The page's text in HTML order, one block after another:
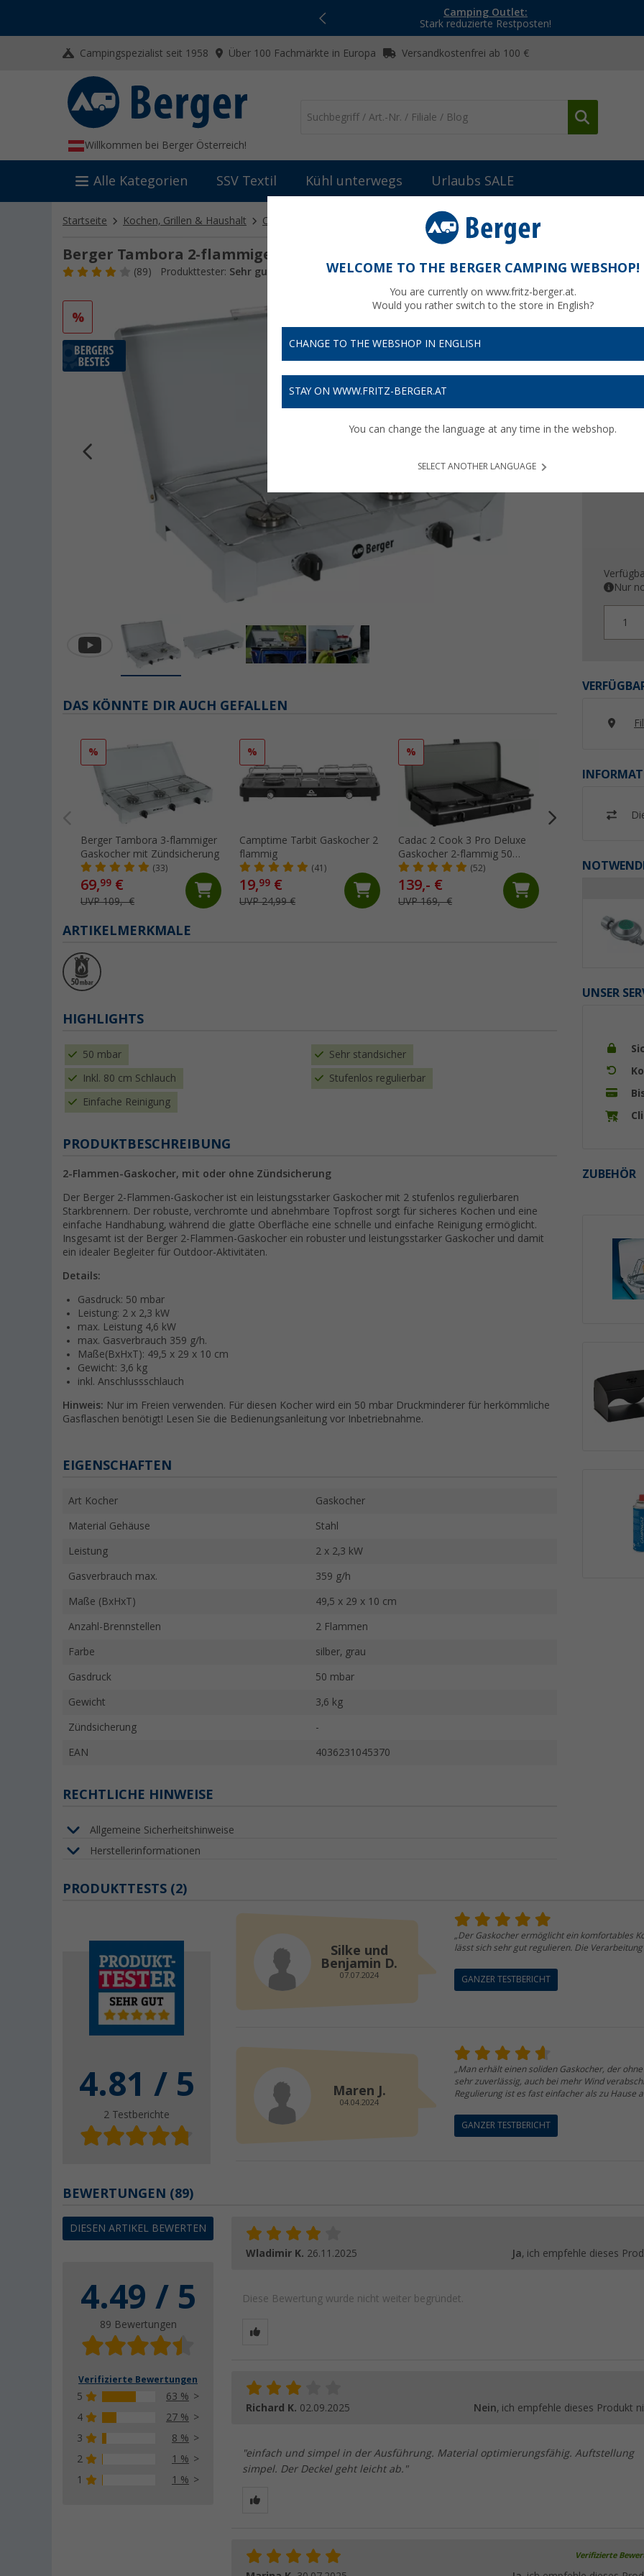
Camping Outlet:
Stark reduzierte Restposten!
Campingspezialist seit 1958 Über 100 Fachmärkte in Europa Versandkostenfrei ab 100 €
Willkommen bei Berger Österreich!
Alle Kategorien SSV Textil Kühl unterwegs Urlaubs SALE
Startseite Kochen, Grillen & Haushalt Campingkocher Berger Tambora 2-flammiger Gaskocher 50 mbar
Berger Tambora 2-flammiger Gaskocher 50 mbar ohne Zündsicherung
(89) Produkttester: Sehr gut Art.-Nr.: 458890
%
Bis zu
Nur
1
UNSER
ZUBEHÖR
DAS KÖNNTE DIR AUCH GEFALLEN
%
Berger Tambora 3-flammiger
Gaskocher mit Zündsicherung
(33)
69,99 €
UVP 109,- €
%
Camptime Tarbit Gaskocher 2
flammig
(41)
19,99 €
UVP 24,99 €
%
Cadac 2 Cook 3 Pro Deluxe
Gaskocher 2-flammig 50
mbar
(52)
139,- €
UVP 169,- €
Aufbackgitter,
ARTIKELMERKMALE
HIGHLIGHTS
50 mbar Sehr standsicher
Inkl. 80 cm Schlauch Stufenlos regulierbar
Einfache Reinigung
PRODUKTBESCHREIBUNG
2-Flammen-Gaskocher, mit oder ohne Zündsicherung
Der Berger 2-Flammen-Gaskocher ist ein leistungsstarker Gaskocher mit 2 stufenlos regulierbaren
Starkbrennern. Der robuste, verchromte und abnehmbare Topfrost sorgt für sicheres Kochen und eine
einfache Handhabung, während die glatte Oberfläche eine schnelle und einfache Reinigung ermöglicht.
Insgesamt ist der Berger 2-Flammen-Gaskocher ein robuster und leistungsstarker Gaskocher und damit
ein idealer Begleiter für Outdoor-Aktivitäten.
Details:
Gasdruck: 50 mbar
Leistung: 2 x 2,3 kW
max. Leistung 4,6 kW
max. Gasverbrauch 359 g/h.
Maße(BxHxT): 49,5 x 29 x 10 cm
Gewicht: 3,6 kg
inkl. Anschlussschlauch
Hinweis: Nur im Freien verwenden. Für diesen Kocher wird ein 50 mbar Druckminderer für herkömmliche
Gasflaschen benötigt! Lesen Sie die Bedienungsanleitung vor Inbetriebnahme.
EIGENSCHAFTEN
Art Kocher Gaskocher
Material Gehäuse Stahl
Leistung 2 x 2,3 kW
Gasverbrauch max. 359 g/h
Maße (BxHxT) 49,5 x 29 x 10 cm
Anzahl-Brennstellen 2 Flammen
Farbe silber, grau
Gasdruck 50 mbar
Gewicht 3,6 kg
Zündsicherung -
EAN 4036231045370
RECHTLICHE HINWEISE
Allgemeine Sicherheitshinweise
Herstellerinformationen
PRODUKTTESTS (2)
4.81 / 5
2 Testberichte
Silke und
Benjamin D.
07.07.2024
„Der Gaskocher ermöglicht ein komfortables
lässt sich sehr gut regulieren. Die
GANZER TESTBERICHT
Maren J.
04.04.2024
„Man erhält einen soliden Gaskocher, der
sehr zuverlässig, auch bei mehr Wind
Regulierung ist es fast einfacher als zu Hause
GANZER TESTBERICHT
BEWERTUNGEN (89)
DIESEN ARTIKEL BEWERTEN
4.49 / 5
89 Bewertungen
Verifizierte Bewertungen
5
63 %
4
27 %
3
8 %
2
1 %
1
1 %
Wladimir K. 26.11.2025 Ja, ich empfehle dieses
Diese Bewertung wurde nicht weiter begründet.
Richard K. 02.09.2025 Nein, ich empfehle dieses Produkt
"einfach und simpel in der Ausführung. Material optimierungsfähig. Auftstellung
simpel. Der Deckel geht leicht ab."
Verifizierte
WELCOME TO THE BERGER CAMPING WEBSHOP!
You are currently on www.fritz-berger.at.
Would you rather switch to the store in English?
CHANGE TO THE WEBSHOP IN ENGLISH
STAY ON WWW.FRITZ-BERGER.AT
You can change the language at any time in the webshop.
SELECT ANOTHER LANGUAGE